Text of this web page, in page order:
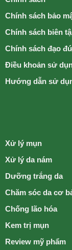
Chính sách bảo
Chính sách biên
Chính sách đạo
Điều khoản sử
Hướng dẫn sử
Xử lý mụn
Xử lý da nám
Dưỡng trắng da
Chăm sóc da cơ
Chống lão hóa
Kem trị mụn
Review mỹ phẩm